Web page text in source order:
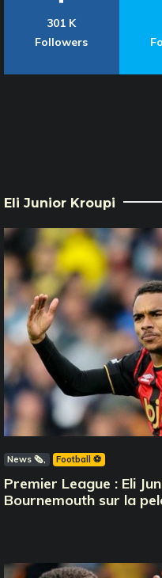
301 K
Followers
Eli Junior Kroupi
News 🗞️ Football ⚽️
Premier League : Eli
Bournemouth sur la